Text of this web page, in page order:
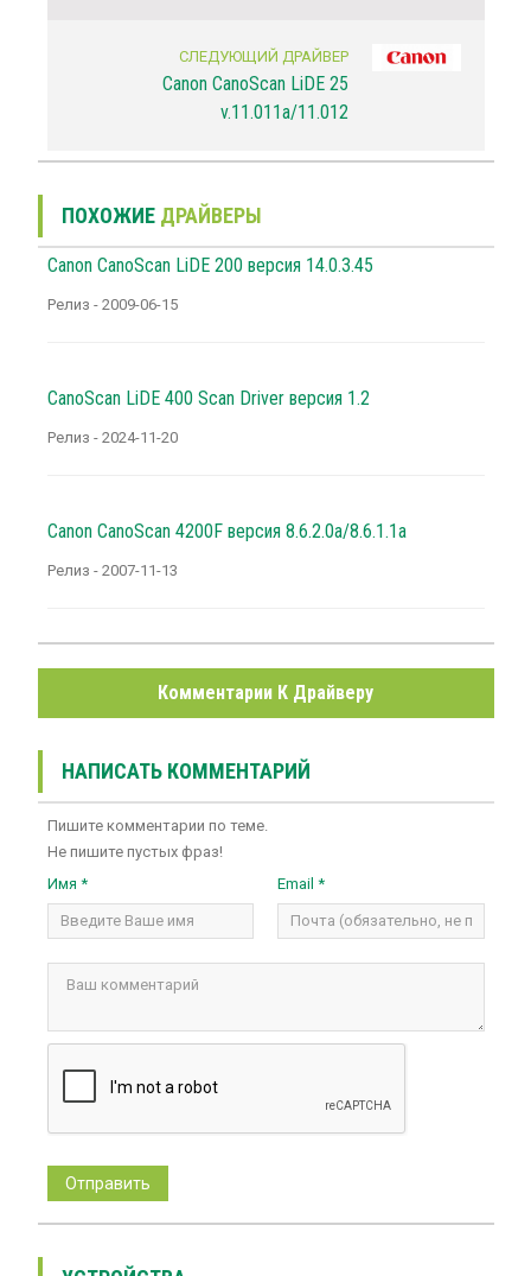
СЛЕДУЮЩИЙ ДРАЙВЕР
Canon CanoScan LiDE 25
v.11.011a/11.012
ПОХОЖИЕ ДРАЙВЕРЫ
Canon CanoScan LiDE 200 версия 14.0.3.45
Релиз - 2009-06-15
CanoScan LiDE 400 Scan Driver версия 1.2
Релиз - 2024-11-20
Canon CanoScan 4200F версия 8.6.2.0a/8.6.1.1a
Релиз - 2007-11-13
Комментарии К Драйверу
НАПИСАТЬ КОММЕНТАРИЙ
Пишите комментарии по теме.
Не пишите пустых фраз!
Имя *
Email *